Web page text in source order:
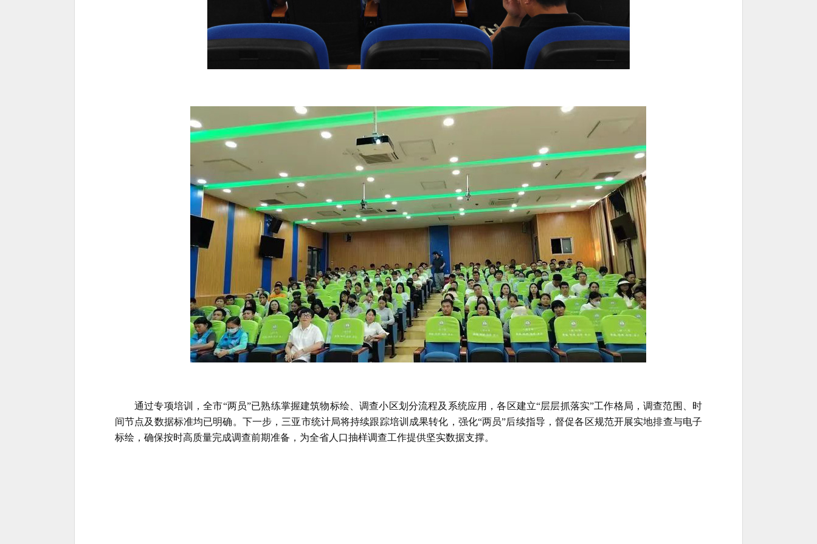
通过专项培训，全市“两员”已熟练掌握建筑物标绘、调查小区划分流程及系统应用，各区建立“层层抓落实”工作格局，调查范围、时
间节点及数据标准均已明确。下一步，三亚市统计局将持续跟踪培训成果转化，强化“两员”后续指导，督促各区规范开展实地排查与电子
标绘，确保按时高质量完成调查前期准备，为全省人口抽样调查工作提供坚实数据支撑。